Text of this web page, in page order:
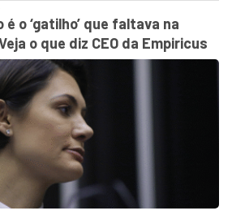
o ‘gatilho’ que faltava na
o que diz CEO da Empiricus